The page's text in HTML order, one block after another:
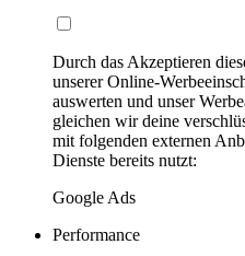
Durch das Akzeptieren
unserer Online-
auswerten und unser
gleichen wir deine
mit folgenden externen
Dienste bereits nutzt:
Google Ads
Performance